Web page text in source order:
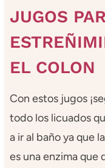
JUGOS
EL COLON
Con estos jugos
todo los licuados
a ir al baño ya que
es una enzima que